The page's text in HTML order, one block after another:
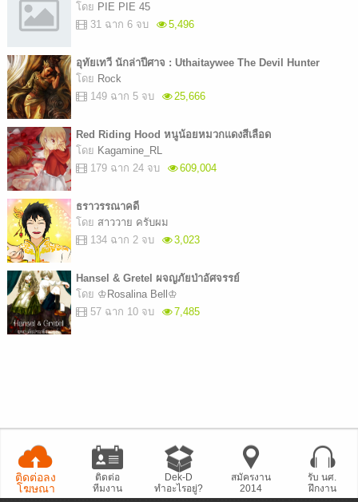
โดย PIE PIE 45
31 ฉาก 6 จบ
5,496
อุทัยเทวี นักล่าปีศาจ : Uthaitaywee The Devil Hunter
โดย Rock
149 ฉาก 5 จบ
25,666
Red Riding Hood หนูน้อยหมวกแดงสีเลือด
โดย Kagamine_RL
179 ฉาก 24 จบ
609,004
ธราวรรณาคดี
โดย สาววาย ครับผม
134 ฉาก 2 จบ
3,023
Hansel & Gretel ผจญภัยป่าอัศจรรย์
โดย ♔Rosalina Bell♔
57 ฉาก 10 จบ
7,485
ติดต่อลง
โฆษณา
ติดต่อ
ทีมงาน
Dek-D
ทำอะไรอยู่?
สมัครงาน
2014
รับ นศ.
ฝึกงาน